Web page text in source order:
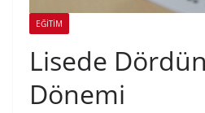
EĞITIM
Lisede
Dönemi